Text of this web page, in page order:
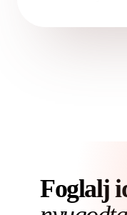
Foglalj